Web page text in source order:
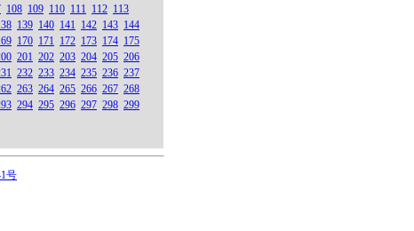
108 109 110 111 112 113
139 140 141 142 143 144
170 171 172 173 174 175
201 202 203 204 205 206
232 233 234 235 236 237
263 264 265 266 267 268
294 295 296 297 298 299
号